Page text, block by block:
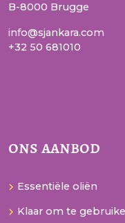
B-8000 Brugge
info@sjankara.com
+32 50 681010
ons aanbod
Essentiële oliën
Klaar om te